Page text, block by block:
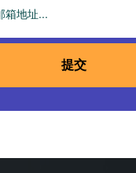
提交